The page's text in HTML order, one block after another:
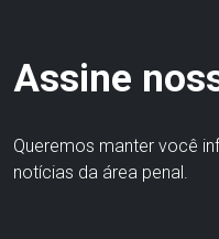
Assine
Queremos manter você
notícias da área penal.